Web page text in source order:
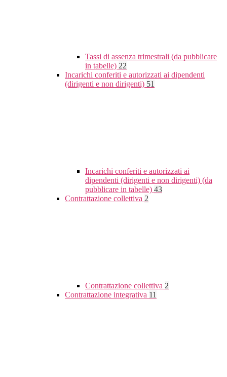
Tassi di assenza trimestrali (da pubblicare
in tabelle) 22
Incarichi conferiti e autorizzati ai dipendenti
(dirigenti e non dirigenti) 51
Incarichi conferiti e autorizzati ai
dipendenti (dirigenti e non dirigenti) (da
pubblicare in tabelle) 43
Contrattazione collettiva 2
Contrattazione collettiva 2
Contrattazione integrativa 11